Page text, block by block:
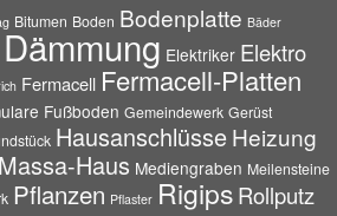
Bitumen Boden Bodenplatte Bäder
Dämmung Elektriker Elektro
Fermacell Fermacell-Platten
Fußboden Gemeindewerk Gerüst
Hausanschlüsse Heizung
Massa-Haus Mediengraben Meilensteine
Pflanzen Pflaster RigipsRollputz